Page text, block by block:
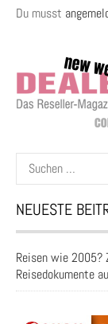
Du musst
Suchen
nach:
NEUESTE
Reisen wie
Reisedokumente